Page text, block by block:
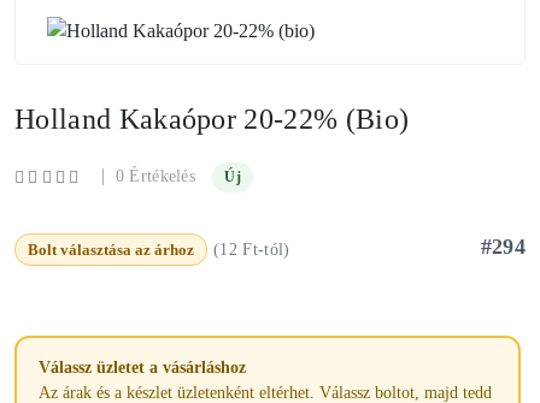
Holland Kakaópor 20-22% (bio)
| 0 Értékelés Új
Bolt választása az árhoz (12 Ft-tól) #294
Válassz üzletet a vásárláshoz
Az árak és a készlet üzletenként eltérhet. Válassz boltot, majd tedd